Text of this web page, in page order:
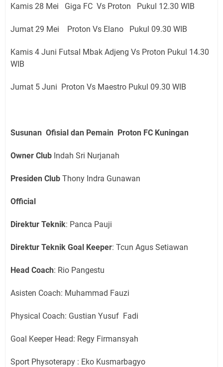
Kamis 28 Mei Giga FC Vs Proton Pukul 12.30 WIB
Jumat 29 Mei Proton Vs Elano Pukul 09.30 WIB
Kamis 4 Juni Futsal Mbak Adjeng Vs Proton Pukul 14.30
WIB
Jumat 5 Juni Proton Vs Maestro Pukul 09.30 WIB
Susunan Ofisial dan Pemain Proton FC Kuningan
Owner Club Indah Sri Nurjanah
Presiden Club Thony Indra Gunawan
Official
Direktur Teknik: Panca Pauji
Direktur Teknik Goal Keeper: Tcun Agus Setiawan
Head Coach: Rio Pangestu
Asisten Coach: Muhammad Fauzi
Physical Coach: Gustian Yusuf Fadi
Goal Keeper Head: Regy Firmansyah
Sport Physoterapy : Eko Kusmarbagyo